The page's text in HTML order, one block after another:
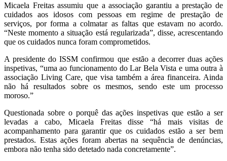
Micaela Freitas assumiu que a associação garantiu a prestação de
cuidados aos idosos com pessoas em regime de prestação de
serviços, por forma a colmatar as faltas que estavam no acordo.
“Neste momento a situação está regularizada”, disse, acrescentando
que os cuidados nunca foram comprometidos.
A presidente do ISSM confirmou que estão a decorrer duas ações
inspetivas, “uma ao funcionamento do Lar Bela Vista e uma outra à
associação Living Care, que visa também a área financeira. Ainda
não há resultados sobre os mesmos, sendo este um processo
moroso.”
Questionada sobre o porquê das ações inspetivas que estão a ser
levadas a cabo, Micaela Freitas disse “há mais visitas de
acompanhamento para garantir que os cuidados estão a ser bem
prestados. Estas ações foram abertas na sequência de denúncias,
embora não tenha sido detetado nada concretamente”.